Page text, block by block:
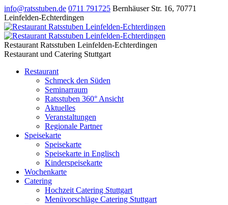
info@ratsstuben.de 0711 791725 Bernhäuser Str. 16, 70771
Leinfelden-Echterdingen
Restaurant Ratsstuben Leinfelden-Echterdingen
Restaurant und Catering Stuttgart
Restaurant
Schmeck den Süden
Seminarraum
Ratsstuben 360° Ansicht
Aktuelles
Veranstaltungen
Regionale Partner
Speisekarte
Speisekarte
Speisekarte in Englisch
Kinderspeisekarte
Wochenkarte
Catering
Hochzeit Catering Stuttgart
Menüvorschläge Catering Stuttgart